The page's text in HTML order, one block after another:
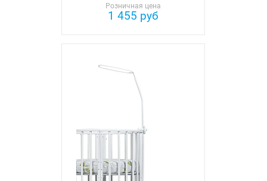
Розничная цена
1 455 руб